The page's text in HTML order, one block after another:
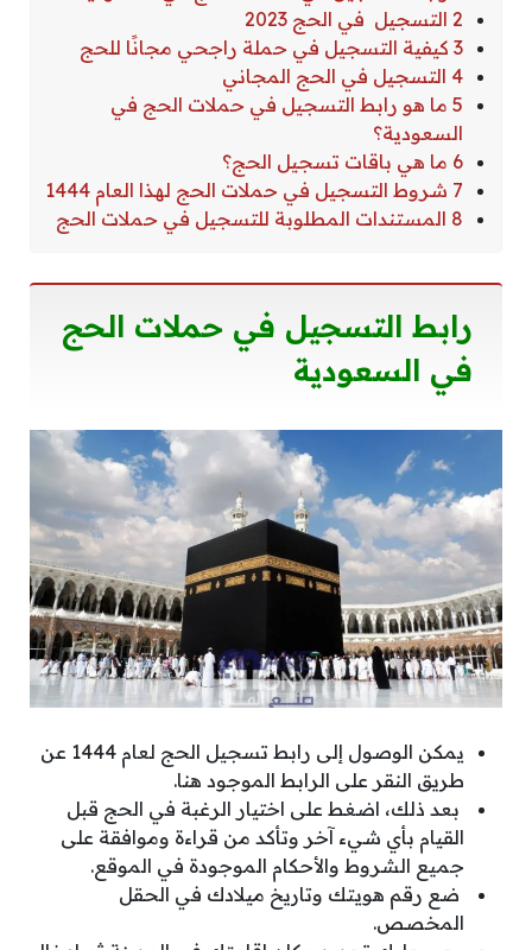
2 التسجيل في الحج 2023
3 كيفية التسجيل في حملة راجحي مجانًا للحج
4 التسجيل في الحج المجاني
5 ما هو رابط التسجيل في حملات الحج في
السعودية؟
6 ما هي باقات تسجيل الحج؟
7 شروط التسجيل في حملات الحج لهذا العام 1444
8 المستندات المطلوبة للتسجيل في حملات الحج
رابط التسجيل في حملات الحج
في السعودية
يمكن الوصول إلى رابط تسجيل الحج لعام 1444 عن
طريق النقر على الرابط الموجود هنا.
بعد ذلك، اضغط على اختيار الرغبة في الحج قبل
القيام بأي شيء آخر وتأكد من قراءة وموافقة على
جميع الشروط والأحكام الموجودة في الموقع.
ضع رقم هويتك وتاريخ ميلادك في الحقل
المخصص.